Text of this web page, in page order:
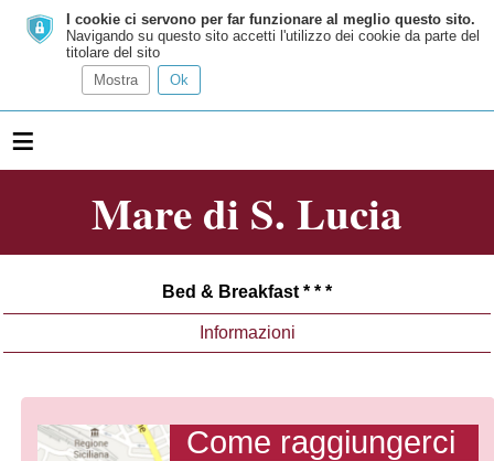
I cookie ci servono per far funzionare al meglio questo sito.
Navigando su questo sito accetti l'utilizzo dei cookie da parte del
titolare del sito
Mostra
Ok
≡
Mare di S. Lucia
Bed & Breakfast * * *
Informazioni
Come raggiungerci